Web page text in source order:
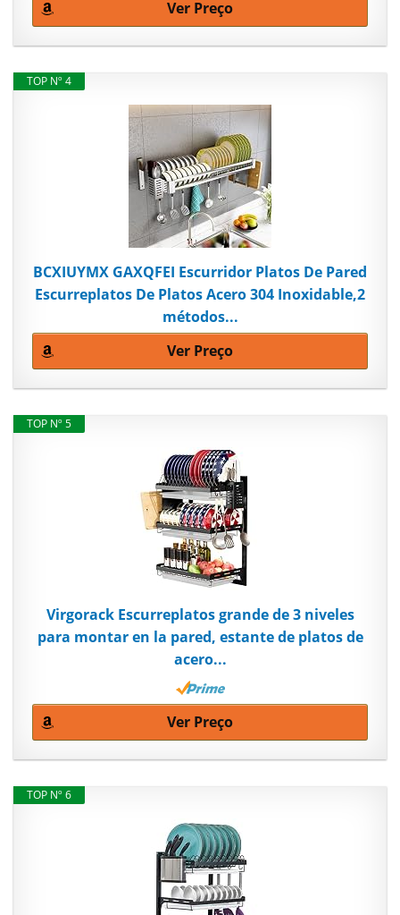
Ver Preço
TOP Nº 4
BCXIUYMX GAXQFEI Escurridor Platos De Pared
Escurreplatos De Platos Acero 304 Inoxidable,2
métodos...
Ver Preço
TOP Nº 5
Virgorack Escurreplatos grande de 3 niveles
para montar en la pared, estante de platos de
acero...
Ver Preço
TOP Nº 6